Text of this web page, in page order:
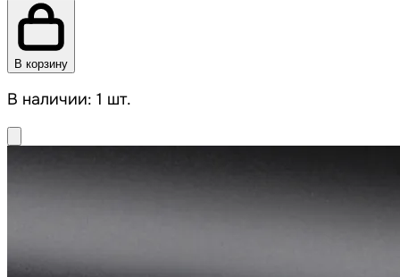
В корзину
В наличии: 1 шт.